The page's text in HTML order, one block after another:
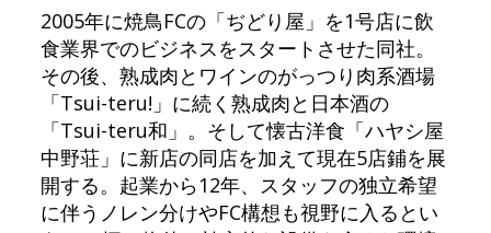
2005年に焼鳥FCの「ぢどり屋」を1号店に飲
食業界でのビジネスをスタートさせた同社。
その後、熟成肉とワインのがっつり肉系酒場
「Tsui-teru!」に続く熟成肉と日本酒の
「Tsui-teru和」。そして懐古洋食「ハヤシ屋
中野荘」に新店の同店を加えて現在5店鋪を展
開する。起業から12年、スタッフの独立希望
に伴うノレン分けやFC構想も視野に入るとい